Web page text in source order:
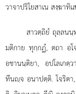
วาจาปริโยสาเน สงฺฆาทิเ
สาวตฺถิยํ ถุลฺลน
มติกาย ทุกฺกฏํ, ตถา อโ
อชานนฺติยา, อปโลเกตฺ
ทีนฺจ อนาปตฺติ. โจริต